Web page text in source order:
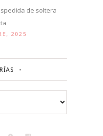
de soltera
2025